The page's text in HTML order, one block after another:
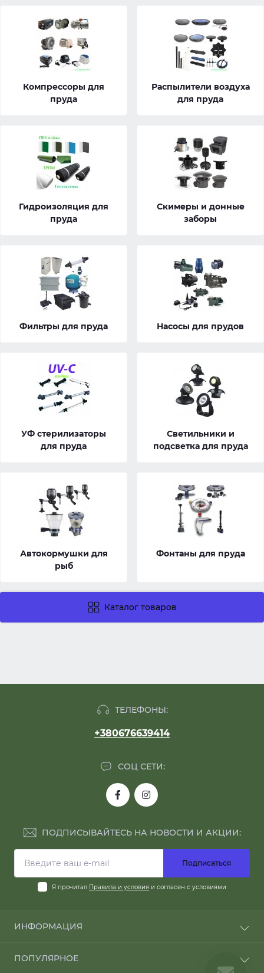
Компрессоры для
пруда
Распылители воздуха
для пруда
Гидроизоляция для
пруда
Скимеры и донные
заборы
Фильтры для пруда Насосы для прудов
УФ стерилизаторы
для пруда
Светильники и
подсветка для пруда
Автокормушки для
рыб
Фонтаны для пруда
Каталог товаров
ТЕЛЕФОНЫ:
+380676639414
СОЦ СЕТИ:
ПОДПИСЫВАЙТЕСЬ НА НОВОСТИ И АКЦИИ:
Подписаться
Я прочитал Правила и условия и согласен с условиями
ИНФОРМАЦИЯ
ОПЛАТА И ДОСТАВКА
ПОПУЛЯРНОЕ